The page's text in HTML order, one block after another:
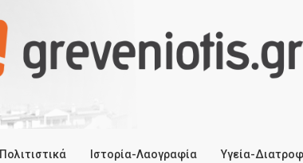
Πολιτιστικά Ιστορία-Λαογραφία Υγεία-